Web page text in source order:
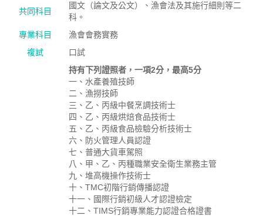
共同科目
國文（論文及公文）、漁會法及其施行細則等二
科。
專業科目
漁會會務實務
複試
口試
持有下列證照者，一項2分，最高5分
一、水產養殖技師
二、漁撈技師
三、乙、丙級中餐烹調技術士
四、乙、丙級烘焙食品技術士
五、乙、丙級食品檢驗分析技術士
六、防火管理人員認證
七、普通大貨車駕照
八、甲、乙、丙種職業安全衛生業務主管
九、堆高機操作技術士
十、TMC初階行銷傳播認證
十一、國際行銷初級人才認證檢定
十二、TIMS行銷專業能力認證合格證書